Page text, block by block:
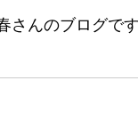
んのブログで